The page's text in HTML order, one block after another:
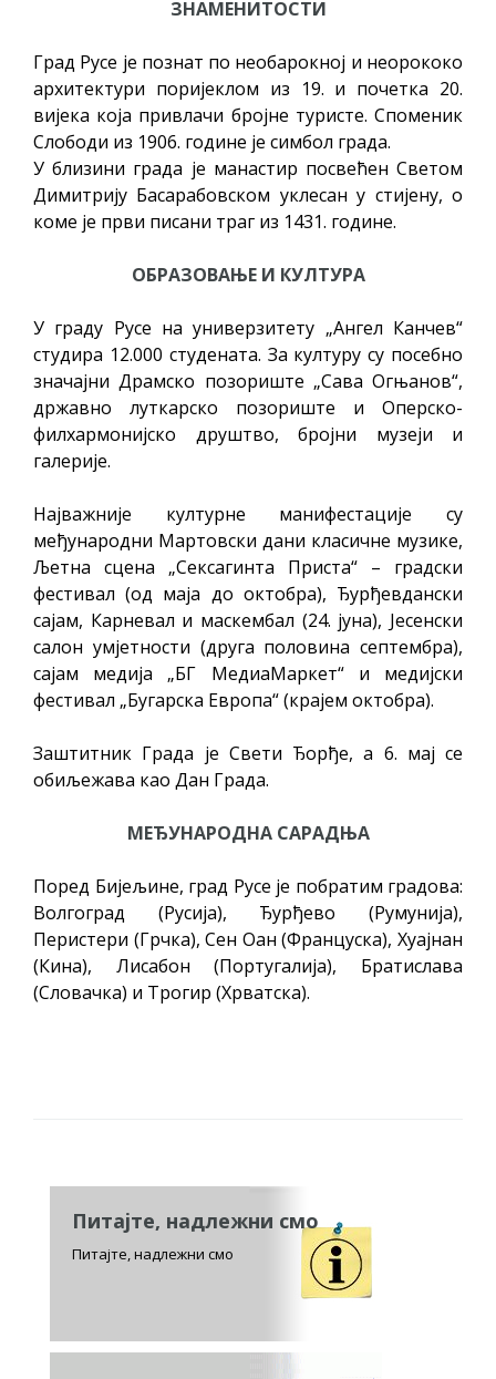
ЗНАМЕНИТОСТИ
Град Русе је познат по необарокној и неорококо
архитектури поријеклом из 19. и почетка 20.
вијека која привлачи бројне туристе. Споменик
Слободи из 1906. године је симбол града.
У близини града је манастир посвећен Светом
Димитрију Басарабовском уклесан у стијену, о
коме је први писани траг из 1431. године.
ОБРАЗОВАЊЕ И КУЛТУРА
У граду Русе на универзитету „Ангел Канчев“
студира 12.000 студената. За културу су посебно
значајни Драмско позориште „Сава Огњанов“,
државно луткарско позориште и Оперско-
филхармонијско друштво, бројни музеји и
галерије.
Најважније културне манифестације су
међународни Мартовски дани класичне музике,
Љетна сцена „Сексагинта Приста“ – градски
фестивал (од маја до октобра), Ђурђевдански
сајам, Карневал и маскембал (24. јуна), Јесенски
салон умјетности (друга половина септембра),
сајам медија „БГ МедиаМаркет“ и медијски
фестивал „Бугарска Европа“ (крајем октобра).
Заштитник Града је Свети Ђорђе, а 6. мај се
обиљежава као Дан Града.
МЕЂУНАРОДНА САРАДЊА
Поред Бијељине, град Русе је побратим градова:
Волгоград (Русија), Ђурђево (Румунија),
Перистери (Грчка), Сен Оан (Француска), Хуaјнан
(Кина), Лисабон (Португалија), Братислава
(Словачка) и Трогир (Хрватска).
Питајте, надлежни смо
Питајте, надлежни смо